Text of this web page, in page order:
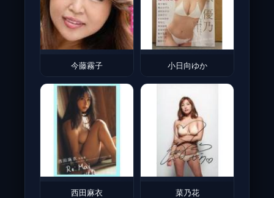
今藤霧子 小日向ゆか
西田麻衣 菜乃花